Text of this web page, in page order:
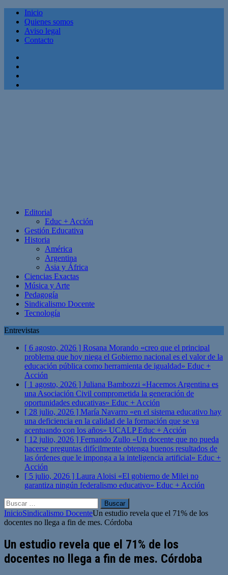
Inicio
Quienes somos
Aviso legal
Contacto
Editorial
Educ + Acción
Gestión Educativa
Historia
América
Argentina
Asia y África
Ciencias Exactas
Música y Arte
Pedagogía
Sindicalismo Docente
Tecnología
Entrevistas
[ 6 agosto, 2026 ] Rosana Morando «creo que el principal
problema que hoy niega el Gobierno nacional es el valor de la
educación pública como herramienta de igualdad» Educ +
Acción
[ 1 agosto, 2026 ] Juliana Bambozzi «Hacemos Argentina es
una Asociación Civil comprometida la generación de
oportunidades educativas» Educ + Acción
[ 28 julio, 2026 ] María Navarro «en el sistema educativo hay
una deficiencia en la calidad de la formación que se va
acentuando con los años» UCALPEduc + Acción
[ 12 julio, 2026 ] Fernando Zullo «Un docente que no pueda
hacerse preguntas difícilmente obtenga buenos resultados de
las órdenes que le imponga a la inteligencia artificial» Educ +
Acción
[ 5 julio, 2026 ] Laura Aloisi «El gobierno de Milei no
garantiza ningún federalismo educativo» Educ + Acción
Buscar:
InicioSindicalismo DocenteUn estudio revela que el 71% de los
docentes no llega a fin de mes. Córdoba
Un estudio revela que el 71% de los
docentes no llega a fin de mes. Córdoba